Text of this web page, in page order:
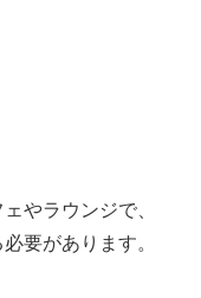
やラウンジで、
要があります。